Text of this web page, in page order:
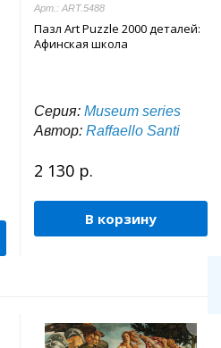
Арт.: ART.5488
Пазл Art Puzzle 2000 деталей:
Афинская школа
Серия: Museum series
Автор: Raffaello Santi
2 130 р.
В корзину